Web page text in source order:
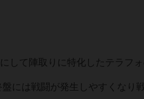
して陣取りに特化したテラフォ
には戦闘が発生しやすくなり